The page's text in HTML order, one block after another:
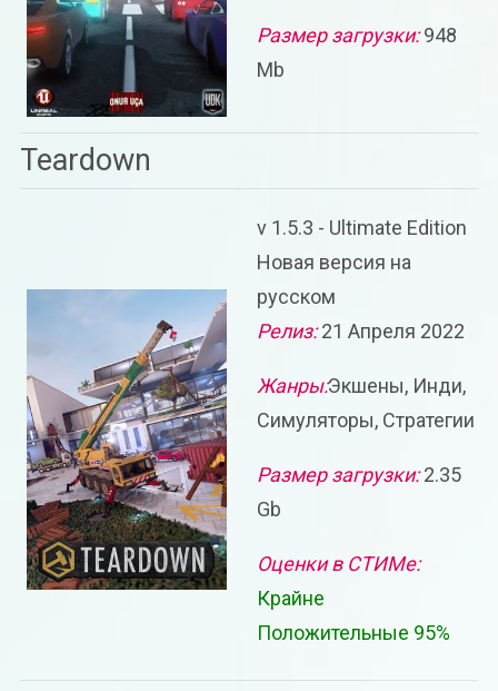
Размер загрузки:948
Mb
Teardown
v 1.5.3 - Ultimate Edition
Новая версия на
русском
Релиз:21 Апреля 2022
Жанры:Экшены, Инди,
Симуляторы, Стратегии
Размер загрузки:2.35
Gb
Оценки в СТИМе:
Крайне
Положительные 95%